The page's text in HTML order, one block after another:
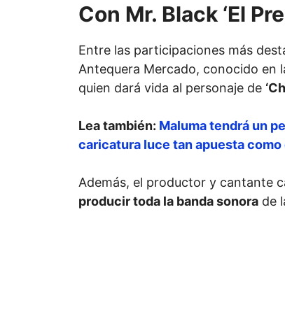
Con Mr. Black ‘El
Entre las participaciones más
Antequera Mercado, conocido en
quien dará vida al personaje de
Lea también: Maluma tendrá un
caricatura luce tan apuesta como
Además, el productor y cantante
producir toda la banda sonora de